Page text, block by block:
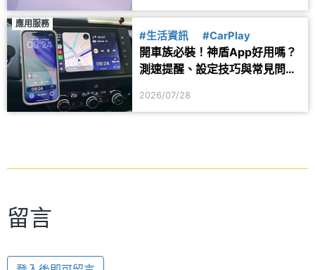
應用服務
#生活資訊 #CarPlay
開車族必裝！神盾App好用嗎？
測速提醒、設定技巧與常見問題
2026/07/28
留言